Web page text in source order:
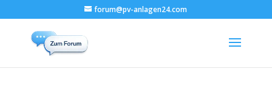
forum@pv-anlagen24.com